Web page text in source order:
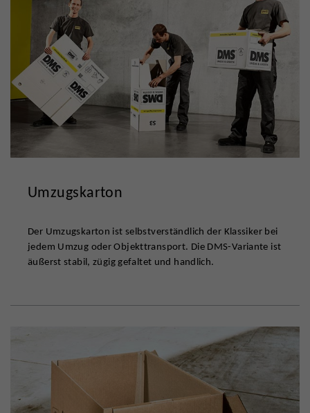
Umzugskarton
Der Umzugskarton ist selbstverständlich der Klassiker bei
jedem Umzug oder Objekttransport. Die DMS-Variante ist
äußerst stabil, zügig gefaltet und handlich.